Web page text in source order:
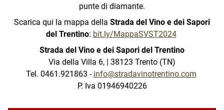
punte di diamante.
Scarica qui la mappa della Strada del Vino e dei Sapori
del Trentino: bit.ly/MappaSVST2024
Strada del Vino e dei Sapori del Trentino
Via della Villa 6, | 38123 Trento (TN)
Tel. 0461.921863 - info@stradavinotrentino.com
P. Iva 01946940226
Spormaggiore ScpA
Piazza Dolomiti 1
38010 Andalo
info@visitdolomitipaganella.it
www.visitdolomitipaganella.it
Comano Terme
www.comune.comanoterme.tn.it
Giovo
www.comunegiovo.it
Isera
www.comune.isera.tn.it